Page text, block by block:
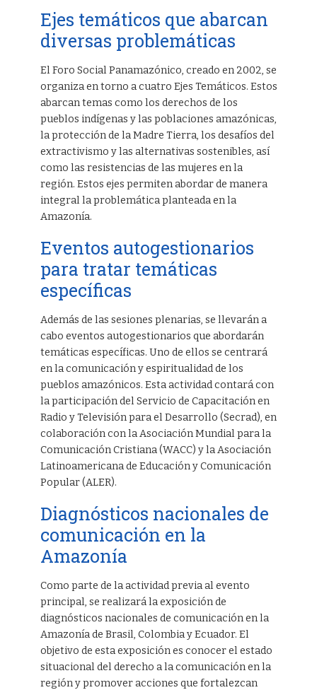
Ejes temáticos que abarcan
diversas problemáticas
El Foro Social Panamazónico, creado en 2002, se
organiza en torno a cuatro Ejes Temáticos. Estos
abarcan temas como los derechos de los
pueblos indígenas y las poblaciones amazónicas,
la protección de la Madre Tierra, los desafíos del
extractivismo y las alternativas sostenibles, así
como las resistencias de las mujeres en la
región. Estos ejes permiten abordar de manera
integral la problemática planteada en la
Amazonía.
Eventos autogestionarios
para tratar temáticas
específicas
Además de las sesiones plenarias, se llevarán a
cabo eventos autogestionarios que abordarán
temáticas específicas. Uno de ellos se centrará
en la comunicación y espiritualidad de los
pueblos amazónicos. Esta actividad contará con
la participación del Servicio de Capacitación en
Radio y Televisión para el Desarrollo (Secrad), en
colaboración con la Asociación Mundial para la
Comunicación Cristiana (WACC) y la Asociación
Latinoamericana de Educación y Comunicación
Popular (ALER).
Diagnósticos nacionales de
comunicación en la
Amazonía
Como parte de la actividad previa al evento
principal, se realizará la exposición de
diagnósticos nacionales de comunicación en la
Amazonía de Brasil, Colombia y Ecuador. El
objetivo de esta exposición es conocer el estado
situacional del derecho a la comunicación en la
región y promover acciones que fortalezcan